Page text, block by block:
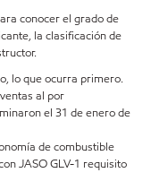
conocer el grado de
la clasificación de
lo que ocurra primero.
al por
el 31 de enero de
de combustible
JASO GLV-1 requisito